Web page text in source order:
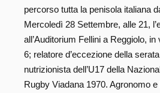
percorso tutta la penisola italiana
Mercoledì 28 Settembre, alle 21,
all’Auditorium Fellini a Reggiolo,
6; relatore d’eccezione della
nutrizionista dell’U17 della
Rugby Viadana 1970. Agronomo